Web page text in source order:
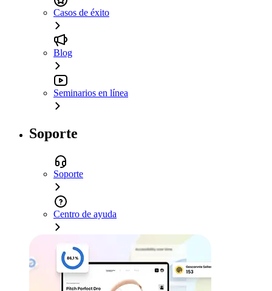
Casos de éxito
Blog
Seminarios en línea
Soporte
Soporte
Centro de ayuda